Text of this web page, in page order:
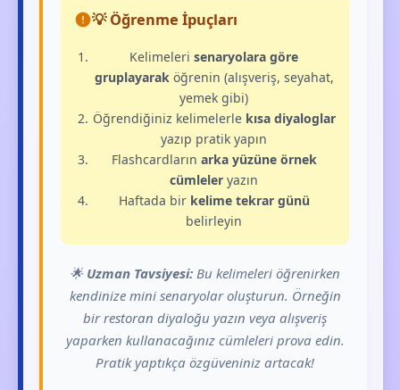
💡 Öğrenme İpuçları
Kelimelerisenaryolara göre
gruplayaraköğrenin (alışveriş, seyahat,
yemek gibi)
Öğrendiğiniz kelimelerle kısa diyaloglar
yazıp pratik yapın
Flashcardların arka yüzüne örnek
cümleler yazın
Haftada bir kelime tekrar günü
belirleyin
🌟 Uzman Tavsiyesi: Bu kelimeleri öğrenirken
kendinize mini senaryolar oluşturun. Örneğin
bir restoran diyaloğu yazın veya alışveriş
yaparken kullanacağınız cümleleri prova edin.
Pratik yaptıkça özgüveniniz artacak!